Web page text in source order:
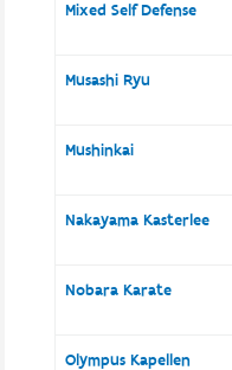
Mixed Self Defense
Musashi Ryu
Mushinkai
Nakayama Kasterlee
Nobara Karate
Olympus Kapellen